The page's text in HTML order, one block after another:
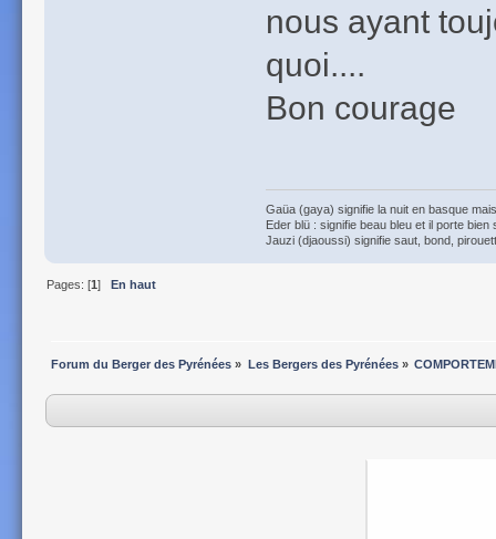
nous ayant
quoi....
Bon courage
Gaüa (gaya) signifie la nuit en basque
Eder blü : signifie beau bleu et il porte bien
Jauzi (djaoussi) signifie saut, bond,
Pages: [1] En haut
Forum du Berger des Pyrénées » Les Bergers des Pyrénées»